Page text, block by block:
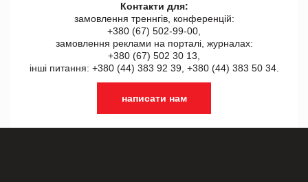
Контакти для:
замовлення треннгів, конференцій:
+380 (67) 502-99-00,
замовлення реклами на порталі, журналах:
+380 (67) 502 30 13,
інші питання: +380 (44) 383 92 39, +380 (44) 383 50 34.
написати нам